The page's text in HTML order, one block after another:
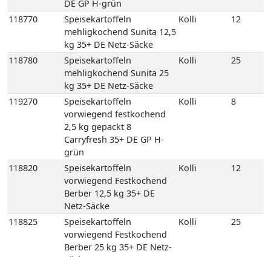
Speisekartoffeln
vorwiegend festkochend
2,5 kg gepackt 8
Carryfresh 35+ DE GP H-
grün
Speisekartoffeln
vorwiegend Festkochend
Berber 12,5 kg 35+ DE
Netz-Säcke
Speisekartoffeln
vorwiegend Festkochend
Berber 25 kg 35+ DE Netz-
Säcke
Speisekartoffeln
vorwiegend festkochend
Quarta 12,5 kg 35+ DE
Netz-Säcke
Speisekartoffeln
vorwiegend festkochend